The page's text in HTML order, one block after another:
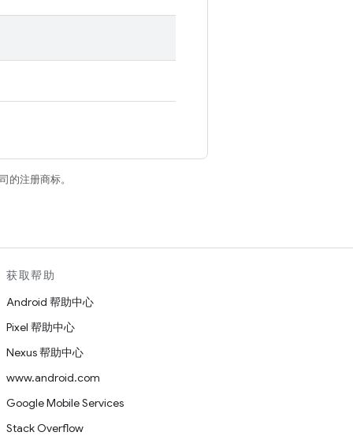
的注册商标。
获取帮助
Android 帮助中心
Pixel 帮助中心
Nexus 帮助中心
www.android.com
Google Mobile Services
Stack Overflow